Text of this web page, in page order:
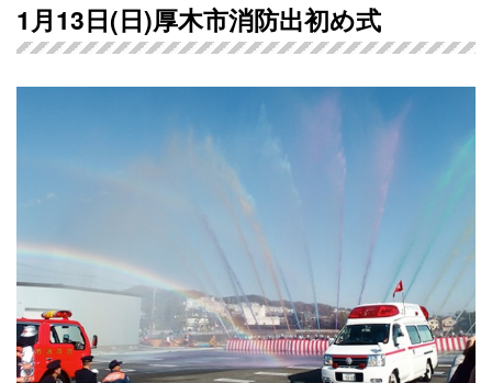
1月13日(日)厚木市消防出初め式